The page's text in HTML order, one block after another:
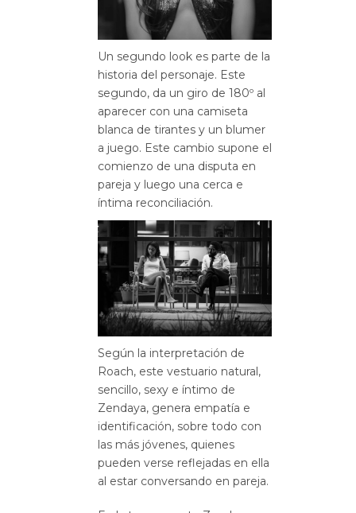
Un segundo look es parte de la
historia del personaje. Este
segundo, da un giro de 180º al
aparecer con una camiseta
blanca de tirantes y un blumer
a juego. Este cambio supone el
comienzo de una disputa en
pareja y luego una cerca e
íntima reconciliación.
Según la interpretación de
Roach, este vestuario natural,
sencillo, sexy e íntimo de
Zendaya, genera empatía e
identificación, sobre todo con
las más jóvenes, quienes
pueden verse reflejadas en ella
al estar conversando en pareja.